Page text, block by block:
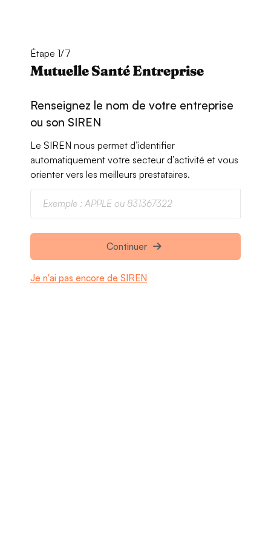
Étape 1/7
Mutuelle Santé Entreprise
Renseignez le nom de votre entreprise
ou son SIREN
Le SIREN nous permet d’identifier
automatiquement votre secteur d’activité et vous
orienter vers les meilleurs prestataires.
Continuer
Je n'ai pas encore de SIREN